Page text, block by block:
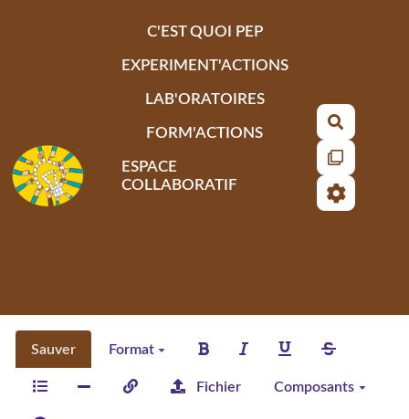
C'EST QUOI PEP
EXPERIMENT'ACTIONS
LAB'ORATOIRES
FORM'ACTIONS
ESPACE
COLLABORATIF
Sauver Format
Fichier Composants